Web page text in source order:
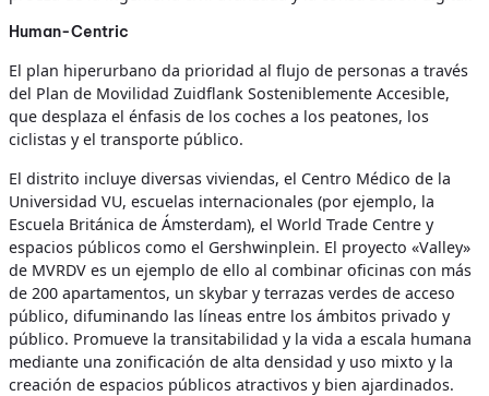
Human-Centric
El plan hiperurbano da prioridad al flujo de personas a través
del Plan de Movilidad Zuidflank Sosteniblemente Accesible,
que desplaza el énfasis de los coches a los peatones, los
ciclistas y el transporte público.
El distrito incluye diversas viviendas, el Centro Médico de la
Universidad VU, escuelas internacionales (por ejemplo, la
Escuela Británica de Ámsterdam), el World Trade Centre y
espacios públicos como el Gershwinplein. El proyecto «Valley»
de MVRDV es un ejemplo de ello al combinar oficinas con más
de 200 apartamentos, un skybar y terrazas verdes de acceso
público, difuminando las líneas entre los ámbitos privado y
público. Promueve la transitabilidad y la vida a escala humana
mediante una zonificación de alta densidad y uso mixto y la
creación de espacios públicos atractivos y bien ajardinados.